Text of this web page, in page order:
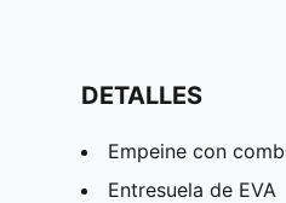
DETALLES
Empeine con
Entresuela de EVA